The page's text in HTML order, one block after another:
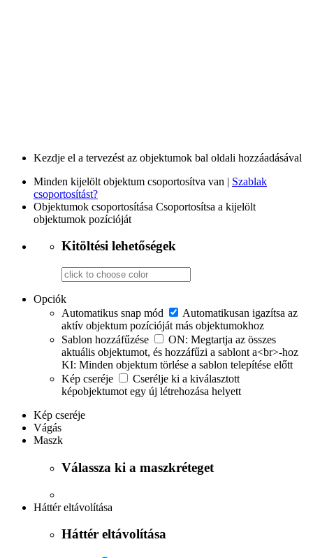
Kezdje el a tervezést az objektumok bal oldali hozzáadásával
Minden kijelölt objektum csoportosítva van | Szablak
csoportosítást?
Objektumok csoportosítása Csoportosítsa a kijelölt
objektumok pozícióját
Kitöltési lehetőségek
Opciók
Automatikus snap mód
Automatikusan igazítsa az
aktív objektum pozícióját más objektumokhoz
Sablon hozzáfűzése
ON: Megtartja az összes
aktuális objektumot, és hozzáfűzi a sablont a<br>-hoz
KI: Minden objektum törlése a sablon telepítése előtt
Kép cseréje
Cserélje ki a kiválasztott
képobjektumot egy új létrehozása helyett
Kép cseréje
Vágás
Maszk
Válassza ki a maszkréteget
Háttér eltávolítása
Háttér eltávolítása